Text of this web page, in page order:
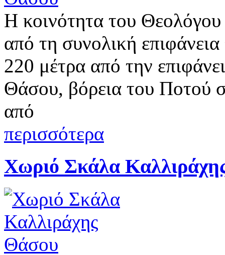
Η κοινότητα του
από τη συνολική
220 μέτρα από την
Θάσου, βόρεια του Ποτού
από
περισσότερα
Χωριό Σκάλα